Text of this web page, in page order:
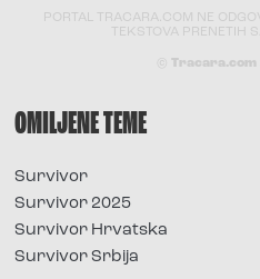
PORTAL TRACARA.COM NE
TEKSTOVA PRENETIH
© Tracara.com
OMILJENE TEME
Survivor
Survivor 2025
Survivor Hrvatska
Survivor Srbija